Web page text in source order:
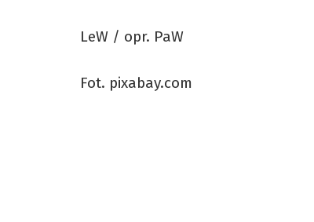
LeW / opr. PaW
Fot. pixabay.com